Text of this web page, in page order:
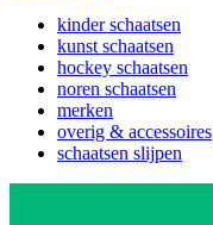
kinder schaatsen
kunst schaatsen
hockey schaatsen
noren schaatsen
merken
overig & accessoires
schaatsen slijpen